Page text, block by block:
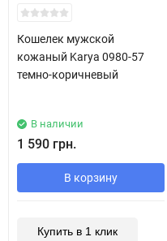
New!
Кошелек мужской
кожаный Karya 0980-57
темно-коричневый
В наличии
1 590 грн.
В корзину
Купить в 1 клик